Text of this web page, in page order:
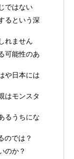
ではない
るという深
れません
可能性のあ
や日本には
はモンスタ
るうちにな
のでは？
のか？